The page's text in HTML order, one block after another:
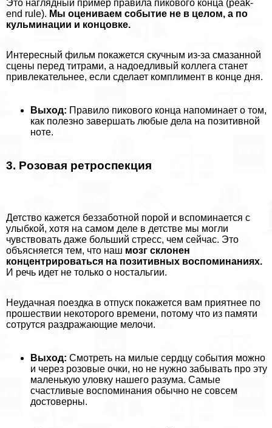
Это наглядный пример правила пикового конца (peak-
end rule). Мы оцениваем событие не в целом, а по
кульминации и концовке.
Интересный фильм покажется скучным из-за смазанной
сцены перед титрами, а надоедливый коллега станет
привлекательнее, если сделает комплимент в конце дня.
Выход: Правило пикового конца напоминает о том,
как полезно завершать любые дела на позитивной
ноте.
3. Розовая ретроспекция
Детство кажется беззаботной порой и вспоминается с
улыбкой, хотя на самом деле в детстве мы могли
чувствовать даже больший стресс, чем сейчас. Это
объясняется тем, что наш мозг склонен
концентрироваться на позитивных воспоминаниях.
И речь идет не только о ностальгии.
Неудачная поездка в отпуск покажется вам приятнее по
прошествии некоторого времени, потому что из памяти
сотрутся раздражающие мелочи.
Выход: Смотреть на милые сердцу события можно
и через розовые очки, но не нужно забывать про эту
маленькую уловку нашего разума. Самые
счастливые воспоминания обычно не совсем
достоверны.